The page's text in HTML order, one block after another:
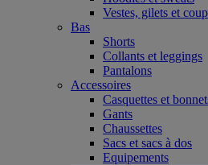
Vestes, gilets et
Bas
Shorts
Collants et leggings
Pantalons
Accessoires
Casquettes et
Gants
Chaussettes
Sacs et sacs à dos
Equipements